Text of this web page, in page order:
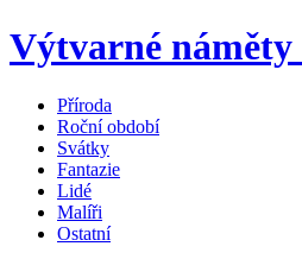
Výtvarné
Příroda
Roční období
Svátky
Fantazie
Lidé
Malíři
Ostatní